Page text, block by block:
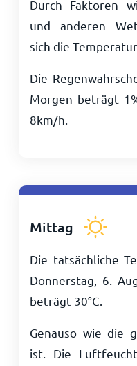
Durch Faktoren
und anderen
sich die
Die
Morgen beträgt
8km/h
Mittag
Die tatsächliche
Donnerstag, 6.
beträgt 30°C
Genauso wie die
ist. Die